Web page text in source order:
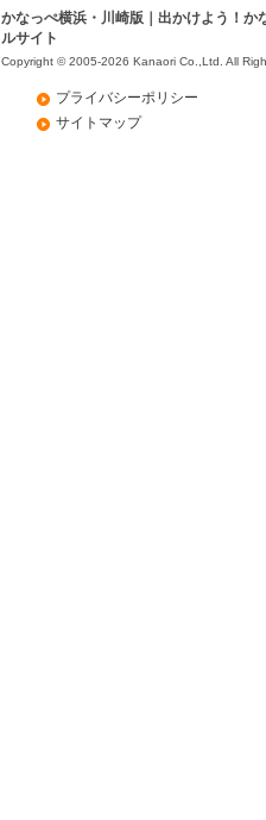
かなっぺ横浜・川崎版｜出かけよう！か
ルサイト
Copyright © 2005-2026 Kanaori Co.,Ltd. All
プライバシーポリシー
サイトマップ